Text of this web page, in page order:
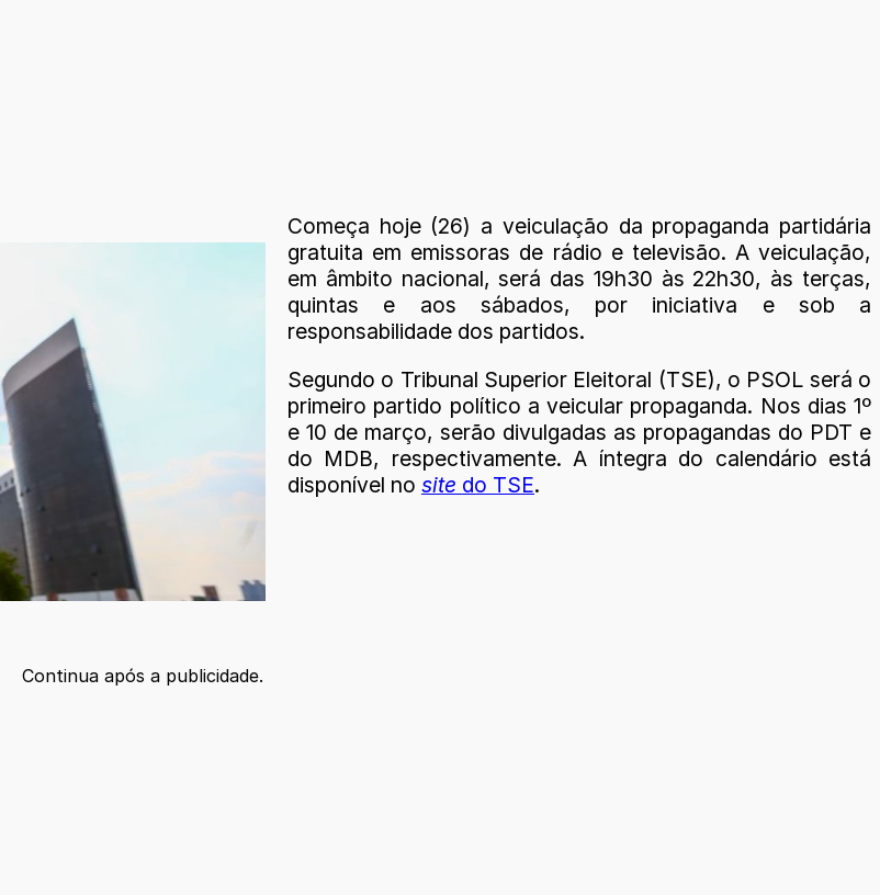
Começa hoje (26) a veiculação da propaganda partidária
gratuita em emissoras de rádio e televisão. A veiculação,
em âmbito nacional, será das 19h30 às 22h30, às terças,
quintas e aos sábados, por iniciativa e sob a
responsabilidade dos partidos.
Segundo o Tribunal Superior Eleitoral (TSE), o PSOL será o
primeiro partido político a veicular propaganda. Nos dias 1º
e 10 de março, serão divulgadas as propagandas do PDT e
do MDB, respectivamente. A íntegra do calendário está
disponível no site do TSE.
Continua após a publicidade.